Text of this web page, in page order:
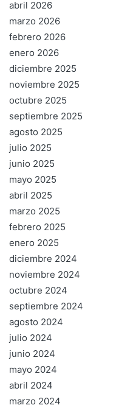
abril 2026
marzo 2026
febrero 2026
enero 2026
diciembre 2025
noviembre 2025
octubre 2025
septiembre 2025
agosto 2025
julio 2025
junio 2025
mayo 2025
abril 2025
marzo 2025
febrero 2025
enero 2025
diciembre 2024
noviembre 2024
octubre 2024
septiembre 2024
agosto 2024
julio 2024
junio 2024
mayo 2024
abril 2024
marzo 2024